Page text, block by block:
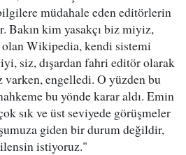
müdahale eden editörlerin
Bakın kim yasakçı biz miyiz,
olan Wikipedia, kendi sistemi
siz, dışardan fahri editör olarak
varken, engelledi. O yüzden bu
bu yönde karar aldı. Emin
sık ve üst seviyede görüşmeler
giden bir durum değildir,
istiyoruz."